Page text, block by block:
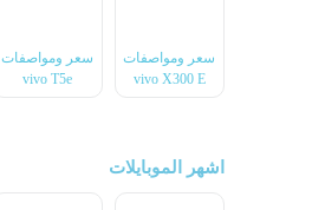
سعر ومواصفات
vivo X300 E
سعر ومواصفات
vivo T5e
اشهر الموبايلات